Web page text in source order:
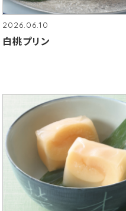
2026.06.10
白桃プリン